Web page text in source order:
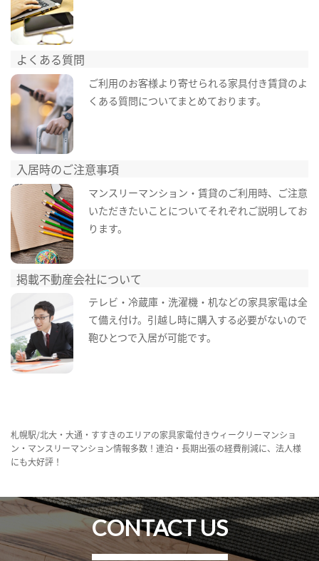
よくある質問
ご利用のお客様より寄せられる家具付き賃貸のよ
くある質問についてまとめております。
入居時のご注意事項
マンスリーマンション・賃貸のご利用時、ご注意
いただきたいことについてそれぞれご説明してお
ります。
掲載不動産会社について
テレビ・冷蔵庫・洗濯機・机などの家具家電は全
て備え付け。引越し時に購入する必要がないので
鞄ひとつで入居が可能です。
札幌駅/北大・大通・すすきのエリアの家具家電付きウィークリーマンショ
ン・マンスリーマンション情報多数！連泊・長期出張の経費削減に、法人様
にも大好評！
CONTACT US